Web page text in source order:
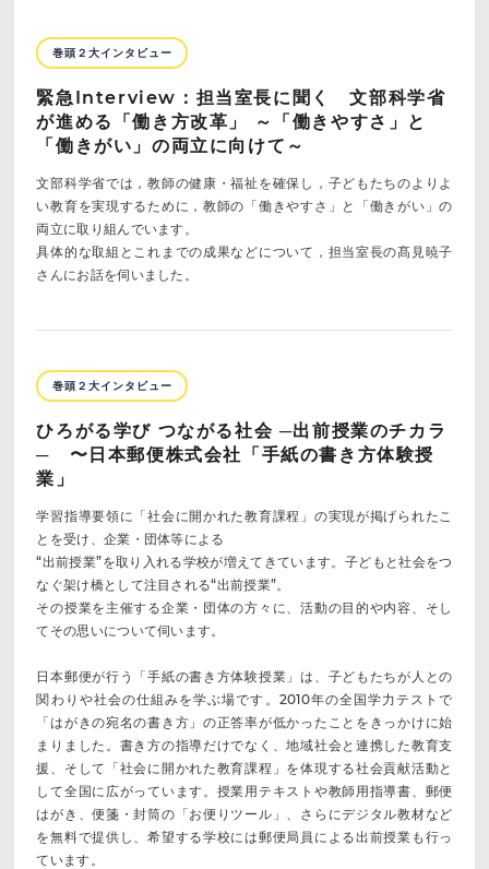
巻頭２大インタビュー
緊急Interview：担当室長に聞く 文部科学省
が進める「働き方改革」 ～「働きやすさ」と
「働きがい」の両立に向けて～
文部科学省では，教師の健康・福祉を確保し，子どもたちのよりよ
い教育を実現するために，教師の「働きやすさ」と「働きがい」の
両立に取り組んでいます。
具体的な取組とこれまでの成果などについて，担当室長の髙見暁子
さんにお話を伺いました。
巻頭２大インタビュー
ひろがる学び つながる社会 ─出前授業のチカラ
─ 〜日本郵便株式会社「手紙の書き方体験授
業」
学習指導要領に「社会に開かれた教育課程」の実現が掲げられたこ
とを受け、企業・団体等による
“出前授業”を取り入れる学校が増えてきています。子どもと社会をつ
なぐ架け橋として注目される“出前授業”。
その授業を主催する企業・団体の方々に、活動の目的や内容、そし
てその思いについて伺います。
日本郵便が行う「手紙の書き方体験授業」は、子どもたちが人との
関わりや社会の仕組みを学ぶ場です。2010年の全国学力テストで
「はがきの宛名の書き方」の正答率が低かったことをきっかけに始
まりました。書き方の指導だけでなく、地域社会と連携した教育支
援、そして「社会に開かれた教育課程」を体現する社会貢献活動と
して全国に広がっています。授業用テキストや教師用指導書、郵便
はがき、便箋・封筒の「お便りツール」、さらにデジタル教材など
を無料で提供し、希望する学校には郵便局員による出前授業も行っ
ています。